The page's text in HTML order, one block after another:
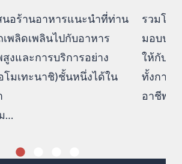
นอร้านอาหารแนะนำที่ท่าน
เพลิดเพลินไปกับอาหาร
งและการบริการอย่าง
โมเทะนาชิ)ชั้นหนึ่งได้ใน
…
รวมโร
มอบปร
ให้กับคุ
ทั้งการ
อาชีพ